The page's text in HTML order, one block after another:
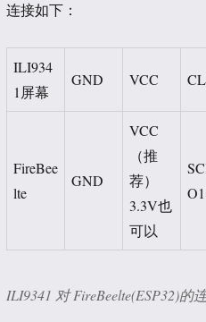
连接如下：
ILI934
1屏幕
GND VCC
FireBee
lte
GND
VCC
（推
荐）
3.3V也
可以
ILI9341 对 FireBeelte(ESP32)的